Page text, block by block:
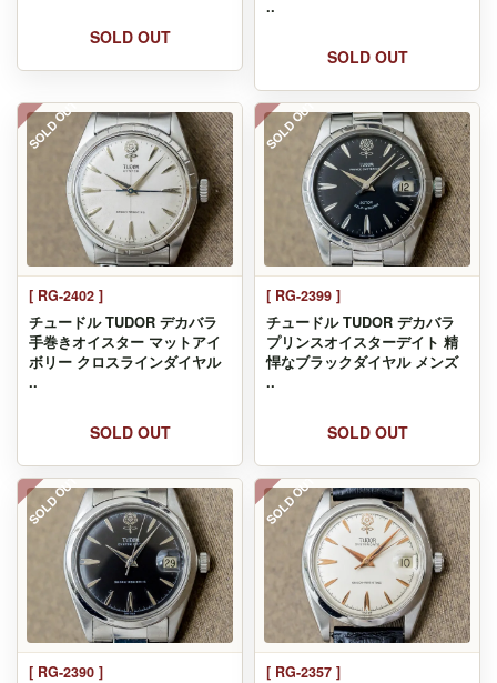
SOLD OUT
..
SOLD OUT
SOLD OUT
[ RG-2402 ]
チュードル TUDOR デカバラ
手巻きオイスター マットアイ
ボリー クロスラインダイヤル
..
SOLD OUT
SOLD OUT
[ RG-2399 ]
チュードル TUDOR デカバラ
プリンスオイスターデイト 精
悍なブラックダイヤル メンズ
..
SOLD OUT
SOLD OUT
[ RG-2390 ]
SOLD OUT
[ RG-2357 ]